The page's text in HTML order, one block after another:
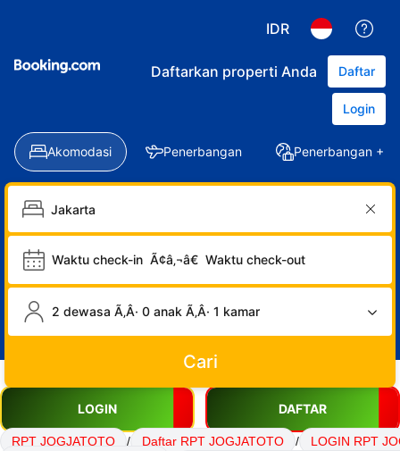
IDR
Daftarkan properti Anda Daftar
Login
Akomodasi Penerbangan Penerbangan +
Waktu check-in Ã¢â‚¬â€ Waktu check-out
2 dewasa Ã‚Â· 0 anak Ã‚Â· 1 kamar
Cari
LOGIN DAFTAR
RPT JOGJATOTO / Daftar RPT JOGJATOTO /
LOGIN RPT